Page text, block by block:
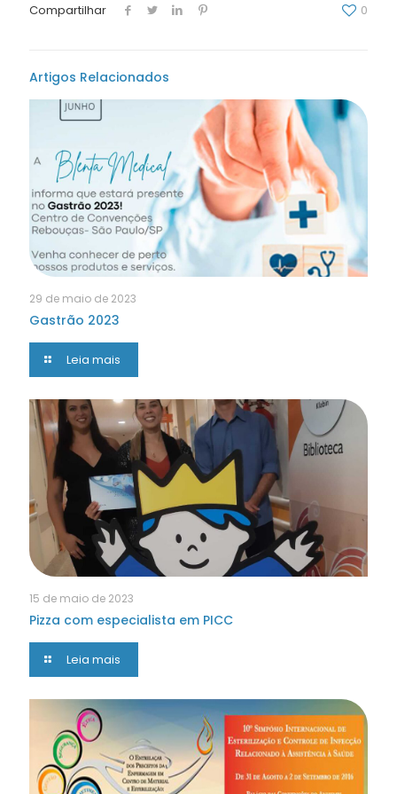
Compartilhar 0
Artigos Relacionados
29 de maio de 2023
Gastrão 2023
Leia mais
15 de maio de 2023
Pizza com especialista em PICC
Leia mais